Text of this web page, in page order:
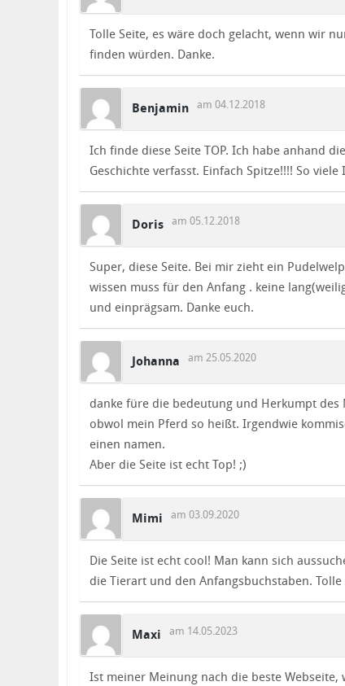
Tolle Seite, es wäre doch gelacht, wenn wir
finden würden. Danke.
Benjamin am 04.12.2018
Ich finde diese Seite TOP. Ich habe anhand
Geschichte verfasst. Einfach Spitze!!!! So
Doris am 05.12.2018
Super, diese Seite. Bei mir zieht ein
wissen muss für den Anfang . keine
und einprägsam. Danke euch.
Johanna am 25.05.2020
danke füre die bedeutung und Herkumpt
obwol mein Pferd so heißt. Irgendwie
einen namen.
Aber die Seite ist echt Top! ;)
Mimi am 03.09.2020
Die Seite ist echt cool! Man kann sich
die Tierart und den Anfangsbuchstaben. Tolle
Maxi am 14.05.2023
Ist meiner Meinung nach die beste